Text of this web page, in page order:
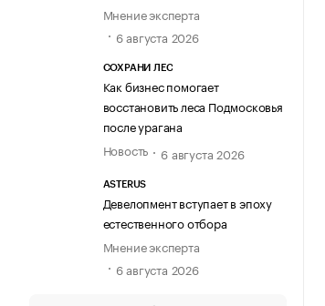
Мнение эксперта
6 августа 2026
СОХРАНИ ЛЕС
Как бизнес помогает
восстановить леса Подмосковья
после урагана
Новость
6 августа 2026
ASTERUS
Девелопмент вступает в эпоху
естественного отбора
Мнение эксперта
6 августа 2026